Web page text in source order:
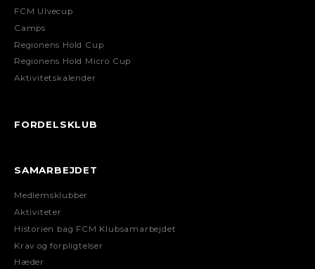
FCM Ulvecup
Camps
Regionens Hold Cup
Regionens Hold Micro Cup
Aktivitetskalender
FORDELSKLUB
SAMARBEJDET
Medlemsklubber
Aktiviteter
Historien bag FCM Klubsamarbejdet
Krav og forpligtelser
Hæder